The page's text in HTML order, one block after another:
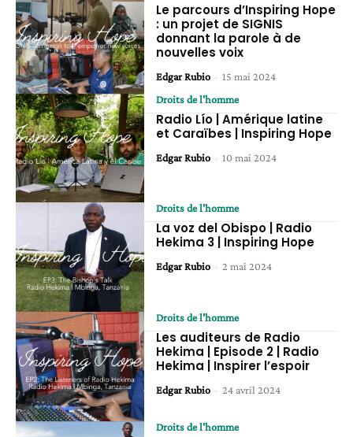
Le parcours d’Inspiring Hope
: un projet de SIGNIS
donnant la parole à de
nouvelles voix
Edgar Rubio - 15 mai 2024
Droits de l'homme
Radio Lío | Amérique latine
et Caraïbes | Inspiring Hope
Edgar Rubio - 10 mai 2024
Droits de l'homme
La voz del Obispo | Radio
Hekima 3 | Inspiring Hope
Edgar Rubio - 2 mai 2024
Droits de l'homme
Les auditeurs de Radio
Hekima | Episode 2 | Radio
Hekima | Inspirer l’espoir
Edgar Rubio - 24 avril 2024
Droits de l'homme